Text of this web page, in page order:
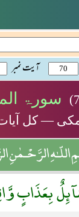
آیت نمبر
سورۃ
— کل آیات
اللّـٰهِ الرَّحْـمٰنِ
بِعَذَابٍ